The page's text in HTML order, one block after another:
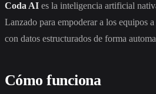
Coda AI es la inteligencia artificial
Lanzado para empoderar a los equipos
con datos estructurados de forma
Cómo funciona